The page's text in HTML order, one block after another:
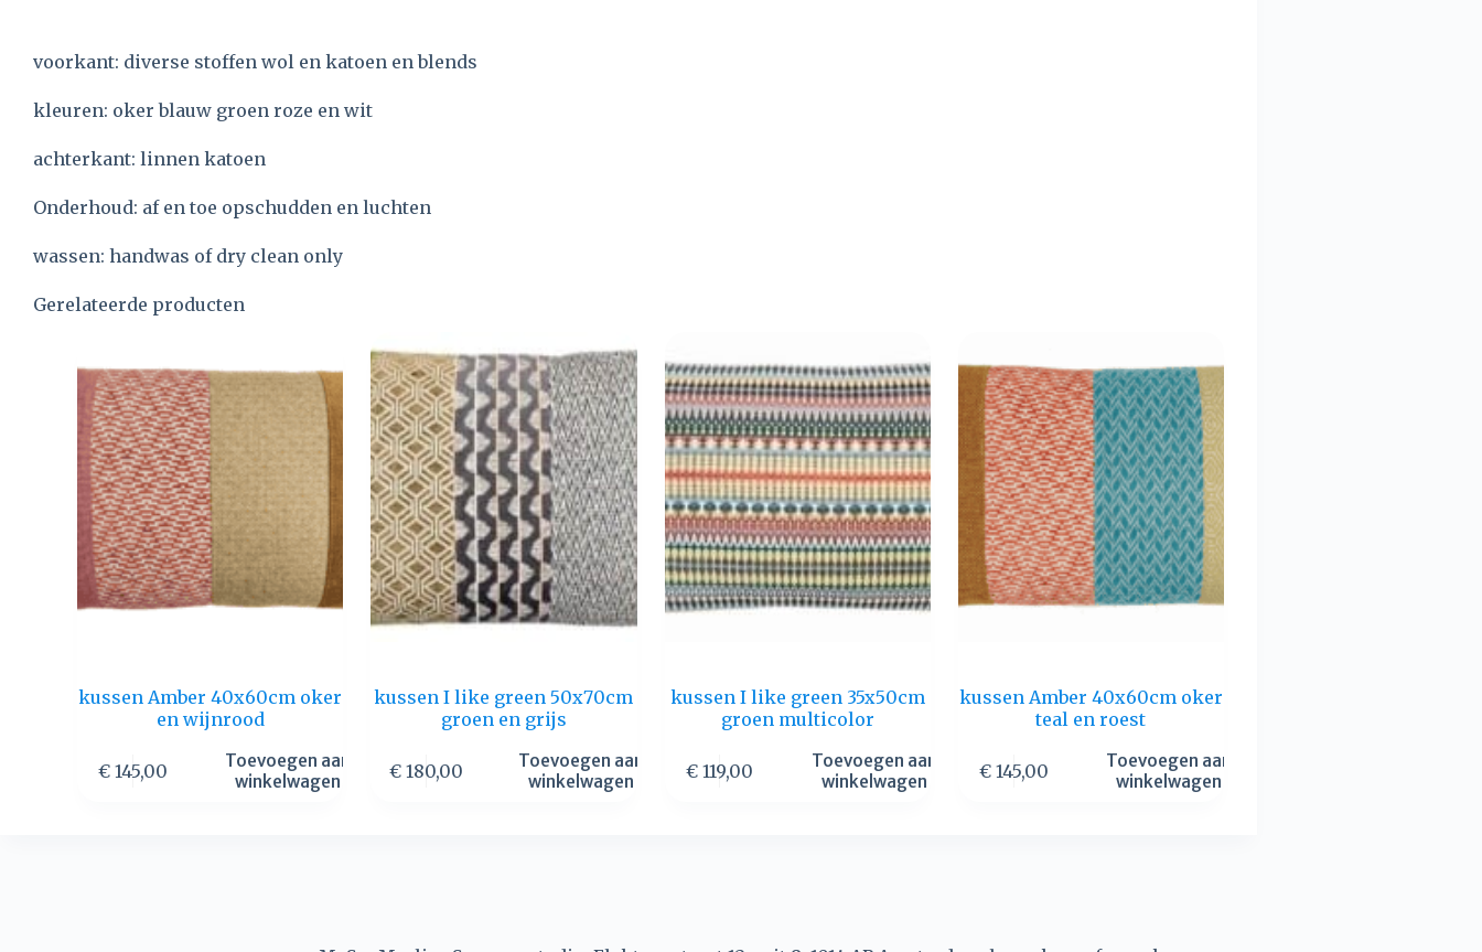
voorkant: diverse stoffen wol en katoen en blends
kleuren: oker blauw groen roze en wit
achterkant: linnen katoen
Onderhoud: af en toe opschudden en luchten
wassen: handwas of dry clean only
Gerelateerde producten
kussen Amber 40x60cm oker
en wijnrood
€145,00
Toevoegen aan
winkelwagen
kussen I like green 50x70cm
groen en grijs
€ 180,00
Toevoegen aan
winkelwagen
kussen I like green 35x50cm
groen multicolor
€ 119,00
Toevoegen aan
winkelwagen
kussen Amber 40x60cm oker
teal en roest
€145,00
Toevoegen aan
winkelwagen